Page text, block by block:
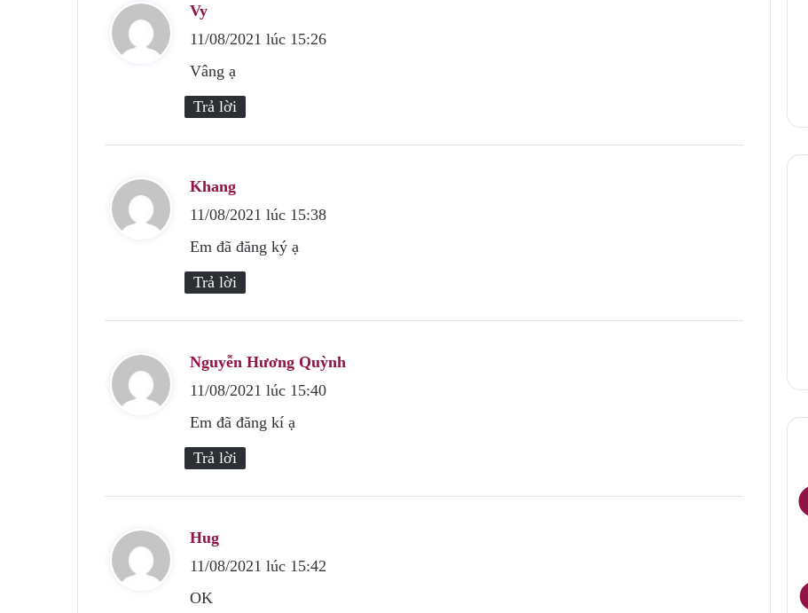
Vy
i
ế
t
11/08/2021 lúc 15:26
Vâng ạ
Trả lời
Khang
i
ế
t
11/08/2021 lúc 15:38
Em đã đăng ký ạ
Trả lời
Nguyễn Hương Quỳnh
11/08/2021 lúc 15:40
Em đã đăng kí ạ
Trả lời
Hug
i
11/08/2021 lúc 15:42
OK